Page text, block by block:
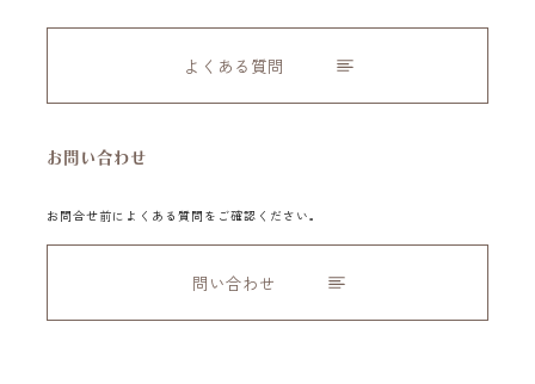
よくある質問
お問い合わせ
お問合せ前によくある質問をご確認ください。
問い合わせ